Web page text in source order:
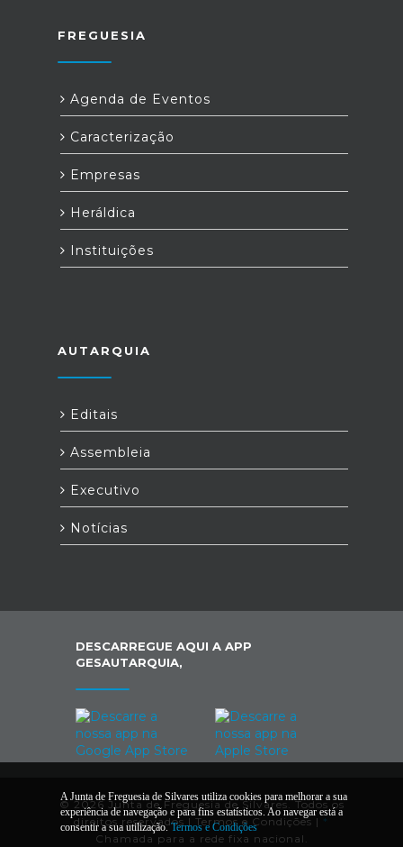
FREGUESIA
Agenda de Eventos
Caracterização
Empresas
Heráldica
Instituições
AUTARQUIA
Editais
Assembleia
Executivo
Notícias
DESCARREGUE AQUI A APP
GESAUTARQUIA,
© 2026 Junta de Freguesia de Silvares. Todos os
direitos reservados | Termos e Condições | *
Chamada para a rede fixa nacional.
A Junta de Freguesia de Silvares utiliza cookies para melhorar a sua
experiência de navegação e para fins estatísticos. Ao navegar está a
consentir a sua utilização.Termos e Condições